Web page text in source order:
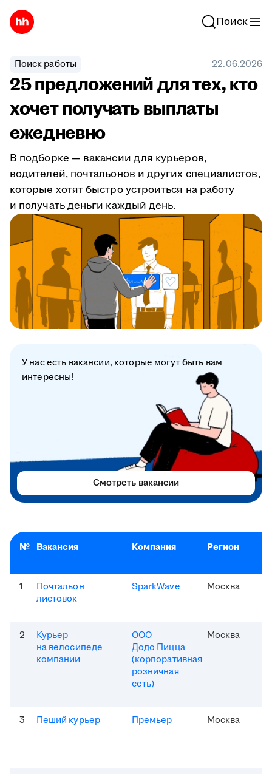
Поиск
Поиск работы 22.06.2026
25 предложений для тех, кто
хочет получать выплаты
ежедневно
В подборке — вакансии для курьеров,
водителей, почтальонов и других специалистов,
которые хотят быстро устроиться на работу
и получать деньги каждый день.
№ Вакансия Компания Регион
1
Почтальон
листовок
SparkWave Москва
2
Курьер
на велосипеде
компании
ООО
Додо Пицца
(корпоративная
розничная
сеть)
Москва
3 Пеший курьер Премьер Москва
У нас есть вакансии, которые могут быть вам
интересны!
Смотреть вакансии